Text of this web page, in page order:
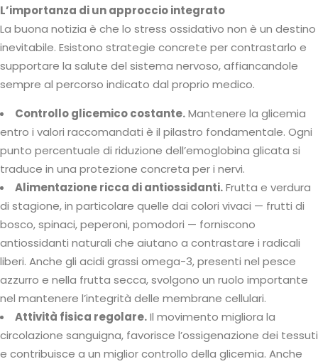
L’importanza di un approccio integrato
La buona notizia è che lo stress ossidativo non è un destino
inevitabile. Esistono strategie concrete per contrastarlo e
supportare la salute del sistema nervoso, affiancandole
sempre al percorso indicato dal proprio medico.
Controllo glicemico costante.Mantenere la glicemia
entro i valori raccomandati è il pilastro fondamentale. Ogni
punto percentuale di riduzione dell’emoglobina glicata si
traduce in una protezione concreta per i nervi.
Alimentazione ricca di antiossidanti.Frutta e verdura
di stagione, in particolare quelle dai colori vivaci — frutti di
bosco, spinaci, peperoni, pomodori — forniscono
antiossidanti naturali che aiutano a contrastare i radicali
liberi. Anche gli acidi grassi omega-3, presenti nel pesce
azzurro e nella frutta secca, svolgono un ruolo importante
nel mantenere l’integrità delle membrane cellulari.
Attività fisica regolare.Il movimento migliora la
circolazione sanguigna, favorisce l’ossigenazione dei tessuti
e contribuisce a un miglior controllo della glicemia. Anche